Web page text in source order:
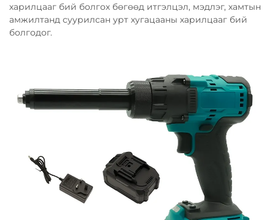
харилцааг бий болгох бөгөөд итгэлцэл, мэдлэг, хамтын
амжилтанд суурилсан урт хугацааны харилцааг бий
болгодог.